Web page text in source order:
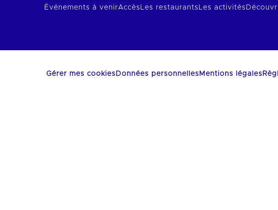
Événements à venirAccès Les restaurants Les activités
Gérer mes cookies Données personnelles Mentions légales